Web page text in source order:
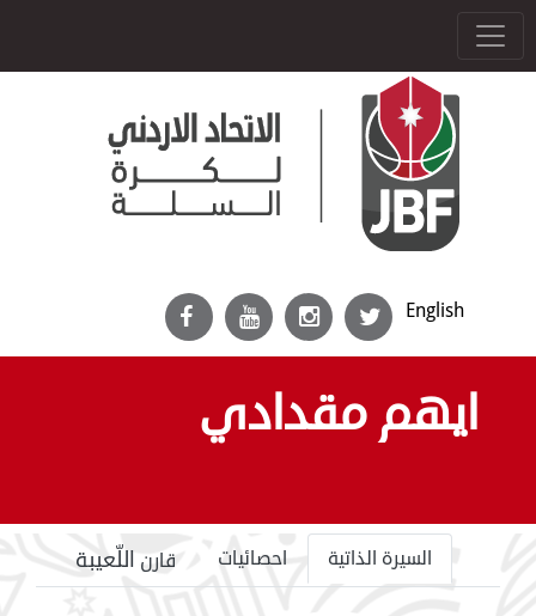
English
ايهم مقدادي
السيرة الذاتية احصائيات قارن اللّعيبة